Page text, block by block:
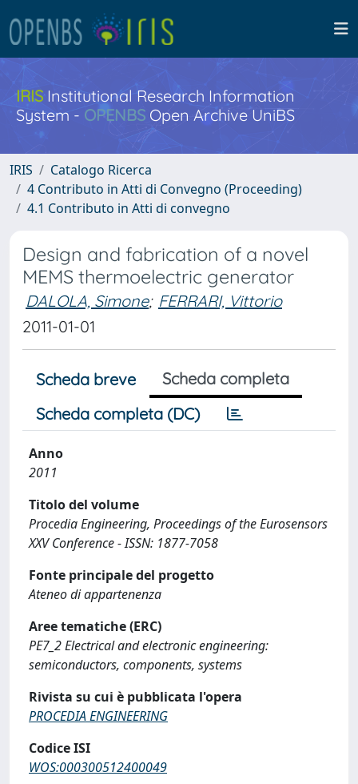
IRISInstitutional Research Information
System - OPENBS Open Archive UniBS
IRIS
Catalogo Ricerca
4 Contributo in Atti di Convegno (Proceeding)
4.1 Contributo in Atti di convegno
Design and fabrication of a novel
MEMS thermoelectric generator
DALOLA, Simone; FERRARI, Vittorio
2011-01-01
Scheda breve
Scheda completa
Scheda completa (DC)
Anno
2011
Titolo del volume
Procedia Engineering, Proceedings of the Eurosensors
XXV Conference - ISSN: 1877-7058
Fonte principale del progetto
Ateneo di appartenenza
Aree tematiche (ERC)
PE7_2 Electrical and electronic engineering:
semiconductors, components, systems
Rivista su cui è pubblicata l'opera
PROCEDIA ENGINEERING
Codice ISI
WOS:000300512400049